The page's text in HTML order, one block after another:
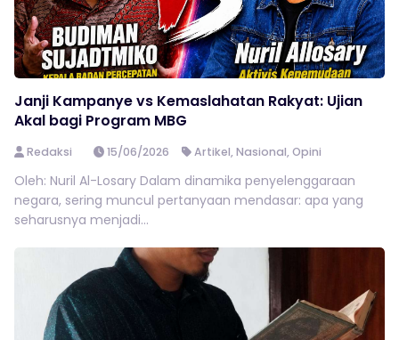
Janji Kampanye vs Kemaslahatan Rakyat: Ujian
Akal bagi Program MBG
Redaksi 15/06/2026 Artikel,Nasional,Opini
Oleh: Nuril Al-Losary Dalam dinamika penyelenggaraan
negara, sering muncul pertanyaan mendasar: apa yang
seharusnya menjadi...